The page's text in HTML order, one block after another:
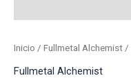
Inicio / Fullmetal Alchemist /
Fullmetal Alchemist